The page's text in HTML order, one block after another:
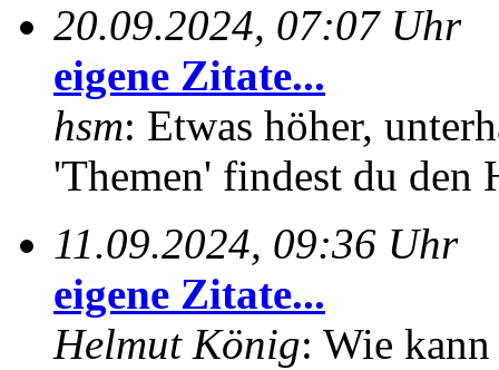
20.09.2024, 07:07 Uhr
eigene Zitate...
hsm: Etwas höher,
'Themen' findest du den
11.09.2024, 09:36 Uhr
eigene Zitate...
Helmut König: Wie